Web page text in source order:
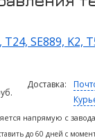
SE889, K2,
Доставка:
напрямую с
до 60 дней с